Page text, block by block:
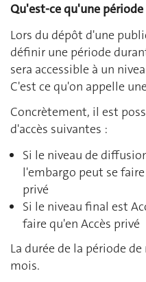
Qu'est-ce qu'une
Lors du dépôt d'une
définir une période
sera accessible à un
C'est ce qu'on appelle
Concrètement, il est
d'accès suivantes :
Si le niveau de
l'embargo peut se
privé
Si le niveau final est
faire qu'en Accès privé
La durée de la période
mois.